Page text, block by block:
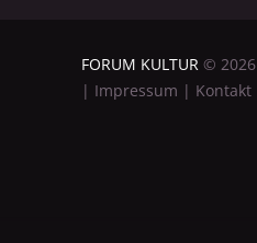
FORUM KULTUR © 2026
| Impressum | Kontakt